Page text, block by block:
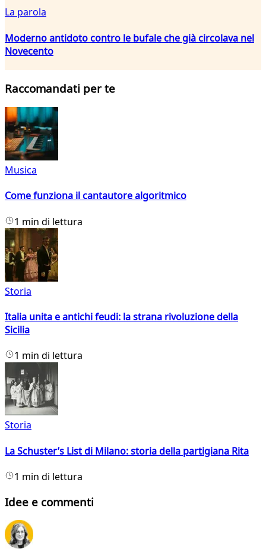
La parola
Moderno antidoto contro le bufale che già circolava nel
Novecento
Raccomandati per te
Musica
Come funziona il cantautore algoritmico
1 min di lettura
Storia
Italia unita e antichi feudi: la strana rivoluzione della
Sicilia
1 min di lettura
Storia
La Schuster’s List di Milano: storia della partigiana Rita
1 min di lettura
Idee e commenti